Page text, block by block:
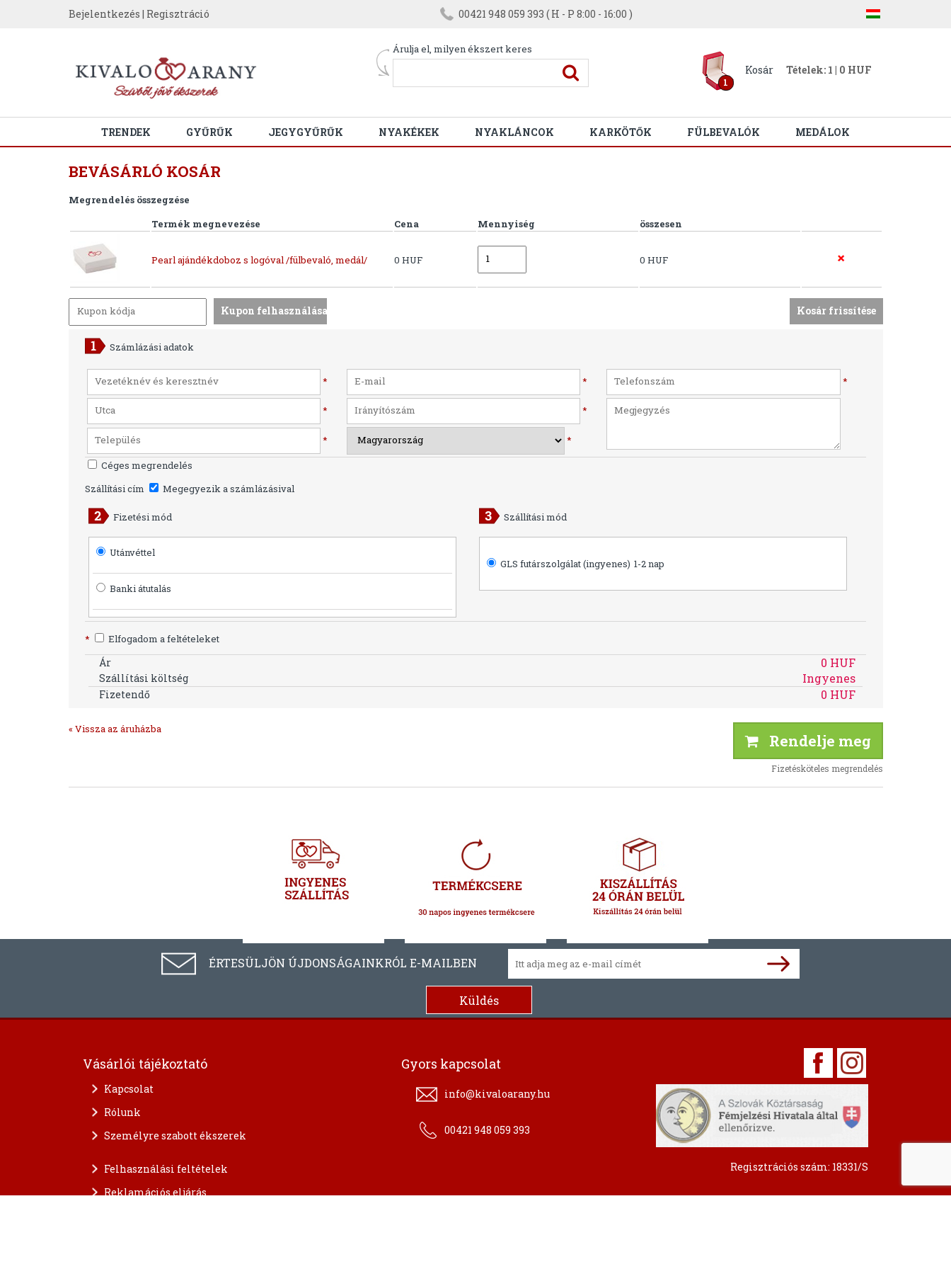
Bejelentkezés | Regisztráció 00421 948 059 393 ( H - P 8:00 - 16:00 )
Árulja el, milyen ékszert keres
1
Kosár Tételek: 1 | 0 HUF
TRENDEK GYŰRŰK JEGYGYŰRŰK NYAKÉKEK NYAKLÁNCOK KARKÖTŐK FÜLBEVALÓK MEDÁLOK
BEVÁSÁRLÓ KOSÁR
Megrendelés összegzése
Termék megnevezése
Cena Mennyiség összesen
Pearl ajándékdoboz s logóval /fülbevaló, medál/ 0 HUF 0 HUF
Számlázási adatok
* * *
* *
*
*
Céges megrendelés
Szállítási cím
Megegyezik a számlázásival
Fizetési mód
Utánvéttel
Banki átutalás
Szállítási mód
GLS futárszolgálat (ingyenes) 1-2 nap
* Elfogadom a feltételeket
Ár 0 HUF
Szállítási költség Ingyenes
Fizetendő 0 HUF
« Vissza az áruházba
Rendelje meg
Fizetésköteles megrendelés
ÉRTESÜLJÖN ÚJDONSÁGAINKRÓL E-MAILBEN
Vásárlói tájékoztató
Kapcsolat
Rólunk
Személyre szabott ékszerek
Felhasználási feltételek
Reklamációs eljárás
Gyors kapcsolat
info@kivaloarany.hu
00421 948 059 393
Regisztrációs szám: 18331/S